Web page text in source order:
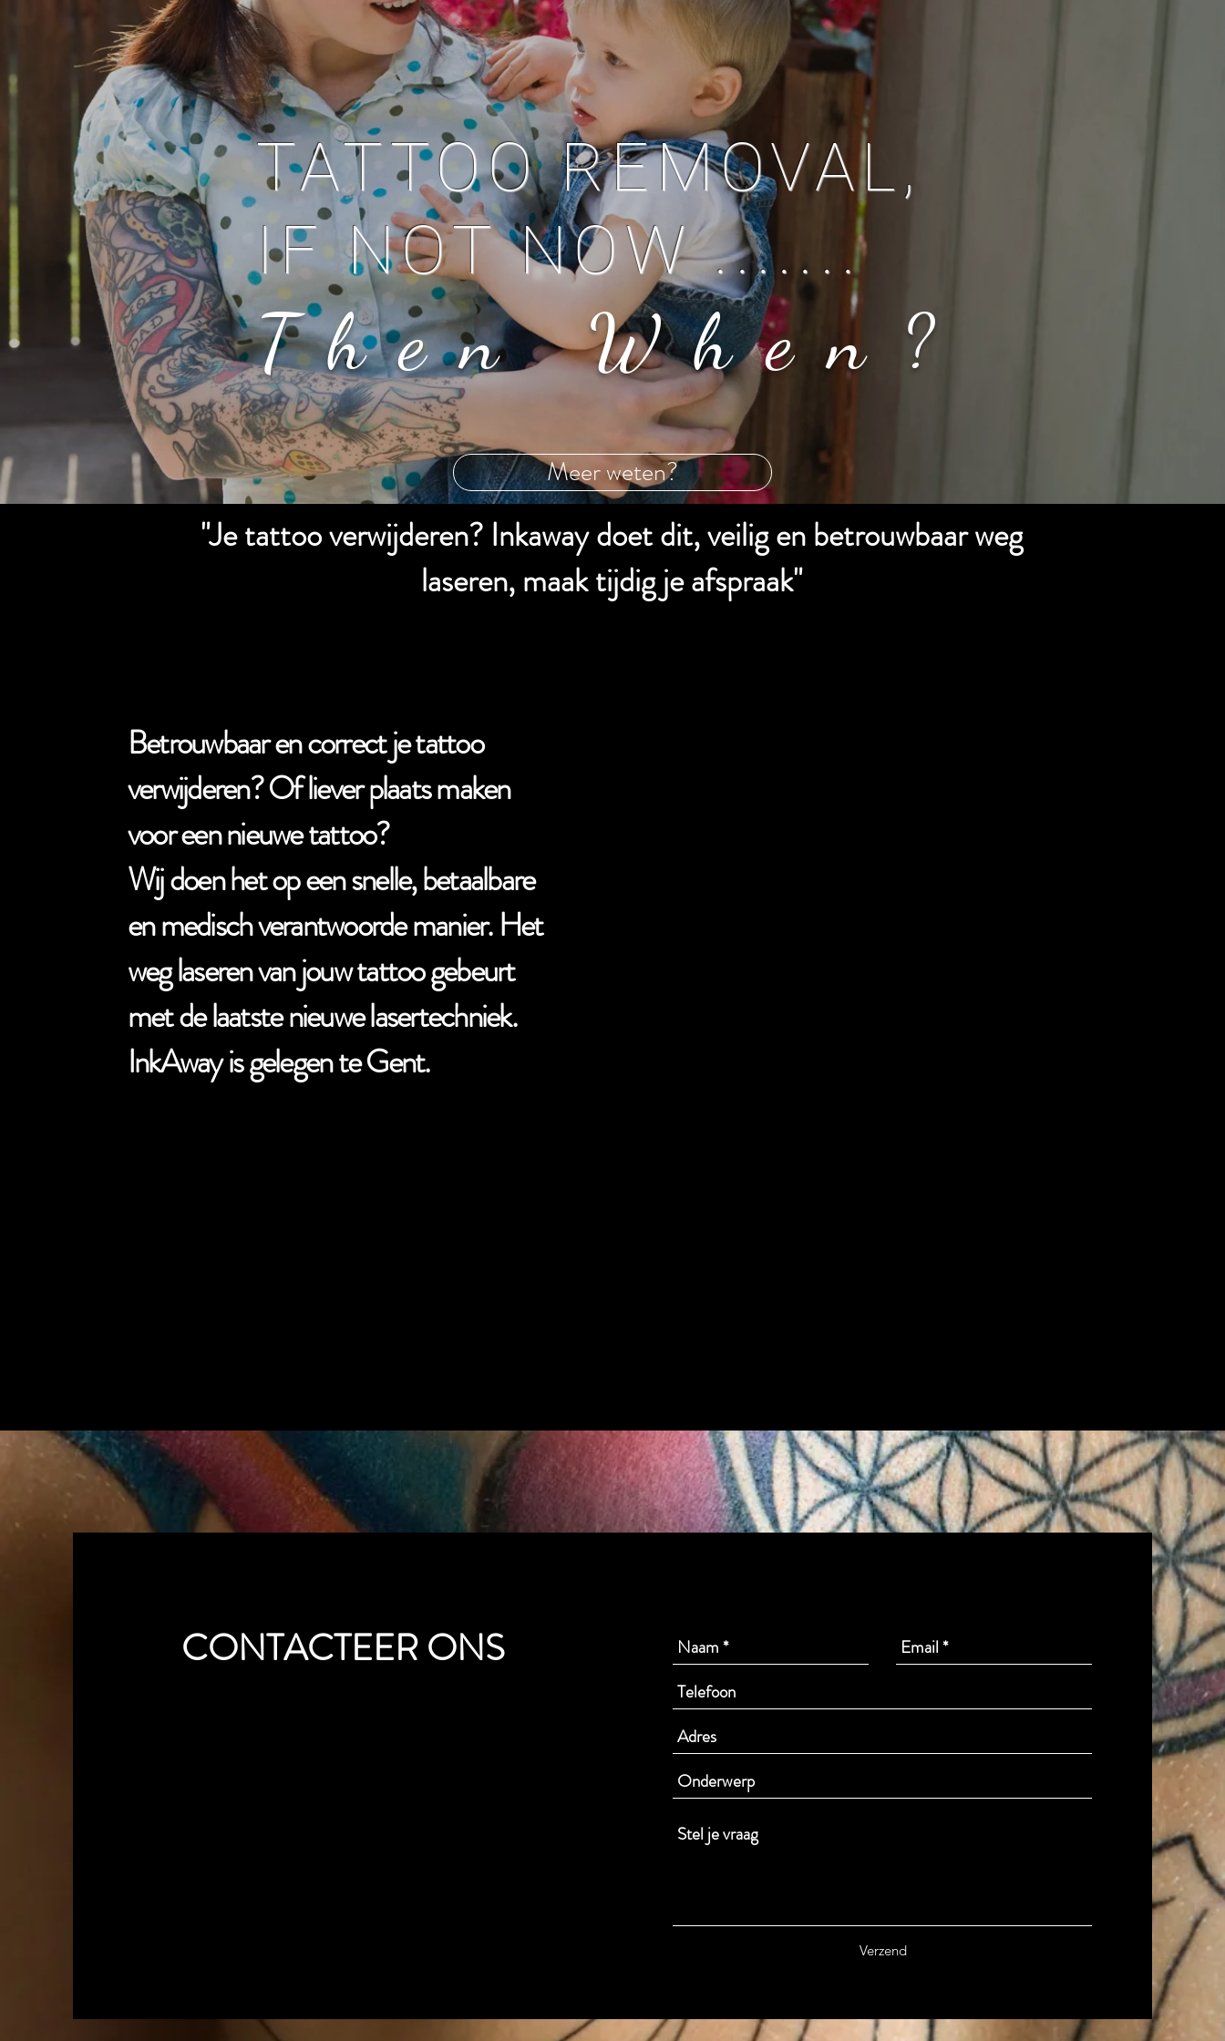
TATTOO REMOVAL,
IF NOT NOW .......
Then When?
Meer weten?
"Je tattoo verwijderen? Inkaway doet dit, veilig en betrouwbaar weg
laseren, maak tijdig je afspraak"
Betrouwbaar en correct je tattoo
verwijderen? Of liever plaats maken
voor een nieuwe tattoo?
Wij doen het op een snelle, betaalbare
en medisch verantwoorde manier. Het
weg laseren van jouw tattoo gebeurt
met de laatste nieuwe lasertechniek.
InkAway is gelegen te Gent.
CONTACTEER ONS
Verzend